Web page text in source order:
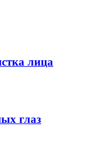
лица
глаз